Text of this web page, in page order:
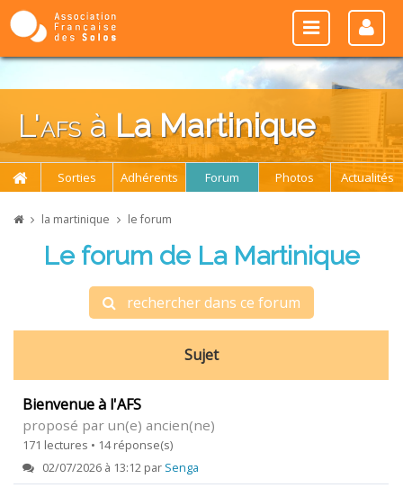
L'afs à La Martinique
Sorties Adhérents Forum Photos Actualités
la martinique le forum
Le forum de La Martinique
rechercher dans ce forum
Sujet
Bienvenue à l'AFS
proposé par un(e) ancien(ne)
171 lectures • 14 réponse(s)
02/07/2026 à 13:12 par Senga